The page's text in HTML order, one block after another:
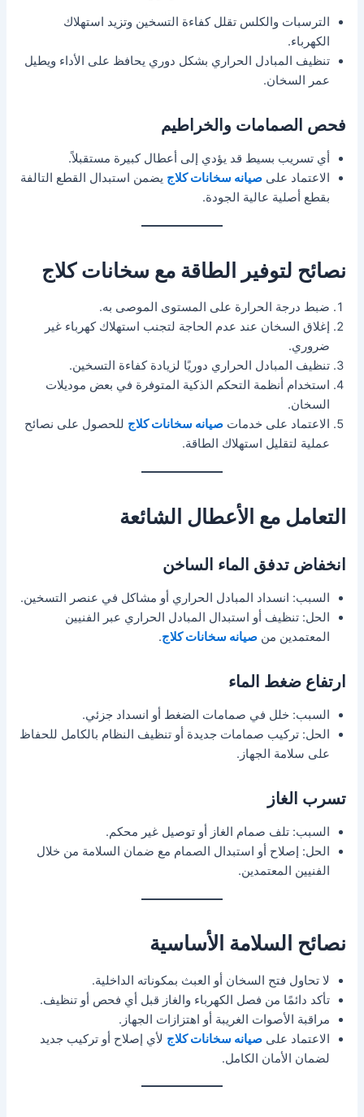
الترسبات والكلس تقلل كفاءة التسخين وتزيد استهلاك
الكهرباء.
تنظيف المبادل الحراري بشكل دوري يحافظ على الأداء ويطيل
عمر السخان.
فحص الصمامات والخراطيم
أي تسريب بسيط قد يؤدي إلى أعطال كبيرة مستقبلاً.
الاعتماد علىصيانه سخانات كلاج يضمن استبدال القطع التالفة
بقطع أصلية عالية الجودة.
نصائح لتوفير الطاقة مع سخانات كلاج
ضبط درجة الحرارة على المستوى الموصى به.
إغلاق السخان عند عدم الحاجة لتجنب استهلاك كهرباء غير
ضروري.
تنظيف المبادل الحراري دوريًا لزيادة كفاءة التسخين.
استخدام أنظمة التحكم الذكية المتوفرة في بعض موديلات
السخان.
الاعتماد على خدماتصيانه سخانات كلاج للحصول على نصائح
عملية لتقليل استهلاك الطاقة.
التعامل مع الأعطال الشائعة
انخفاض تدفق الماء الساخن
السبب: انسداد المبادل الحراري أو مشاكل في عنصر التسخين.
الحل: تنظيف أو استبدال المبادل الحراري عبر الفنيين
المعتمدين منصيانه سخانات كلاج.
ارتفاع ضغط الماء
السبب: خلل في صمامات الضغط أو انسداد جزئي.
الحل: تركيب صمامات جديدة أو تنظيف النظام بالكامل للحفاظ
على سلامة الجهاز.
تسرب الغاز
السبب: تلف صمام الغاز أو توصيل غير محكم.
الحل: إصلاح أو استبدال الصمام مع ضمان السلامة من خلال
الفنيين المعتمدين.
نصائح السلامة الأساسية
لا تحاول فتح السخان أو العبث بمكوناته الداخلية.
تأكد دائمًا من فصل الكهرباء والغاز قبل أي فحص أو تنظيف.
مراقبة الأصوات الغريبة أو اهتزازات الجهاز.
الاعتماد علىصيانه سخانات كلاج لأي إصلاح أو تركيب جديد
لضمان الأمان الكامل.